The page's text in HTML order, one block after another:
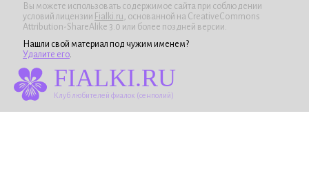
Вы можете использовать содержимое сайта при соблюдении
условий лицензии Fialki.ru , основанной на CreativeCommons
Attribution-ShareAlike 3.0 или более поздней версии.
Нашли свой материал под чужим именем?
Удалите его
FIALKI.RU
Клуб любителей фиалок (сенполий)